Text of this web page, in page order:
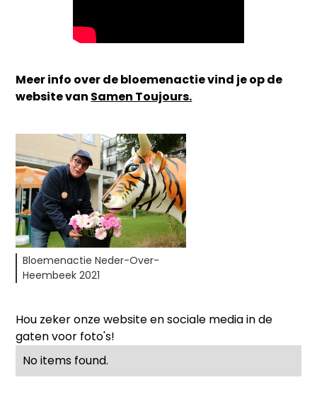
Meer info over de bloemenactie vind je op de
website van Samen Toujours.
Bloemenactie Neder-Over-
Heembeek 2021
Hou zeker onze website en sociale media in de
gaten voor foto's!
No items found.